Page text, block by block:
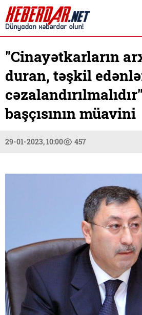
"Cinayətkarların
duran, təşkil
başçısının müavini
29-01-2023, 10:00 457